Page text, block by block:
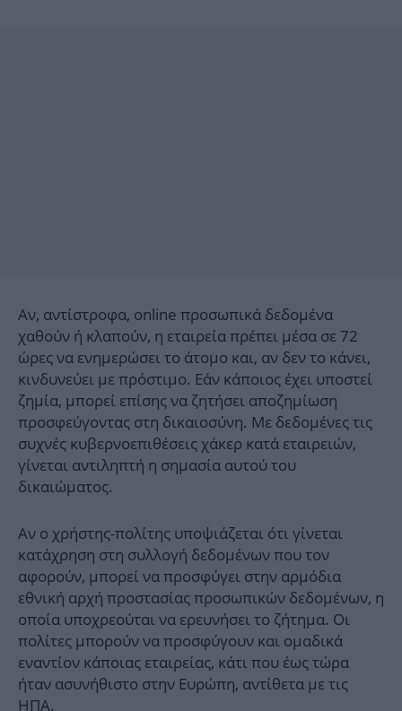
Αν, αντίστροφα, online προσωπικά δεδομένα
χαθούν ή κλαπούν, η εταιρεία πρέπει μέσα σε 72
ώρες να ενημερώσει το άτομο και, αν δεν το κάνει,
κινδυνεύει με πρόστιμο. Εάν κάποιος έχει υποστεί
ζημία, μπορεί επίσης να ζητήσει αποζημίωση
προσφεύγοντας στη δικαιοσύνη. Με δεδομένες τις
συχνές κυβερνοεπιθέσεις χάκερ κατά εταιρειών,
γίνεται αντιληπτή η σημασία αυτού του
δικαιώματος.
Αν ο χρήστης-πολίτης υποψιάζεται ότι γίνεται
κατάχρηση στη συλλογή δεδομένων που τον
αφορούν, μπορεί να προσφύγει στην αρμόδια
εθνική αρχή προστασίας προσωπικών δεδομένων, η
οποία υποχρεούται να ερευνήσει το ζήτημα. Οι
πολίτες μπορούν να προσφύγουν και ομαδικά
εναντίον κάποιας εταιρείας, κάτι που έως τώρα
ήταν ασυνήθιστο στην Ευρώπη, αντίθετα με τις
ΗΠΑ.